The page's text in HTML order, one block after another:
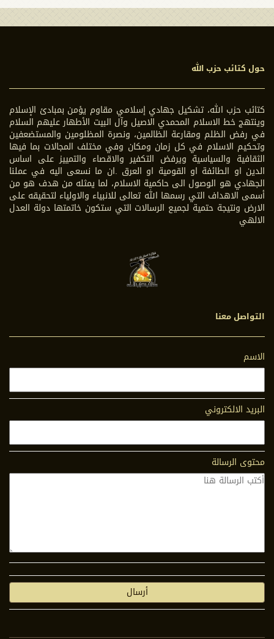
حول كتائب حزب الله
كتائب حزب الله، تشكيل جهادي إسلامي مقاوم يؤمن بمبادئ الإسلام
وينتهج خط الاسلام المحمدي الاصيل وآل البيت الأطهار عليهم السلام
في رفض الظلم ومقارعة الظالمين، ونصرة المظلومين والمستضعفين
وتحكيم الاسلام في كل زمان ومكان وفي مختلف المجالات بما فيها
الثقافية والسياسية ويرفض التكفير والاقصاء والتمييز على اساس
الدين او الطائفة او القومية او العرق .ان ما نسعى اليه في عملنا
الجهادي هو الوصول الى حاكمية الاسلام، لما يمثله من هدف هو من
أسمى الاهداف التي رسمها الله تعالى للانبياء والاولياء لتحقيقه على
الارض ونتيجة حتمية لجميع الرسالات التي ستكون خاتمتها دولة العدل
الالهي
التواصل معنا
الاسم
البريد الالكتروني
محتوى الرسالة